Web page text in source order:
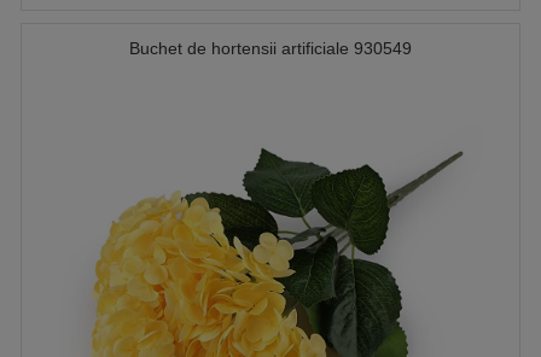
Buchet de hortensii artificiale 930549